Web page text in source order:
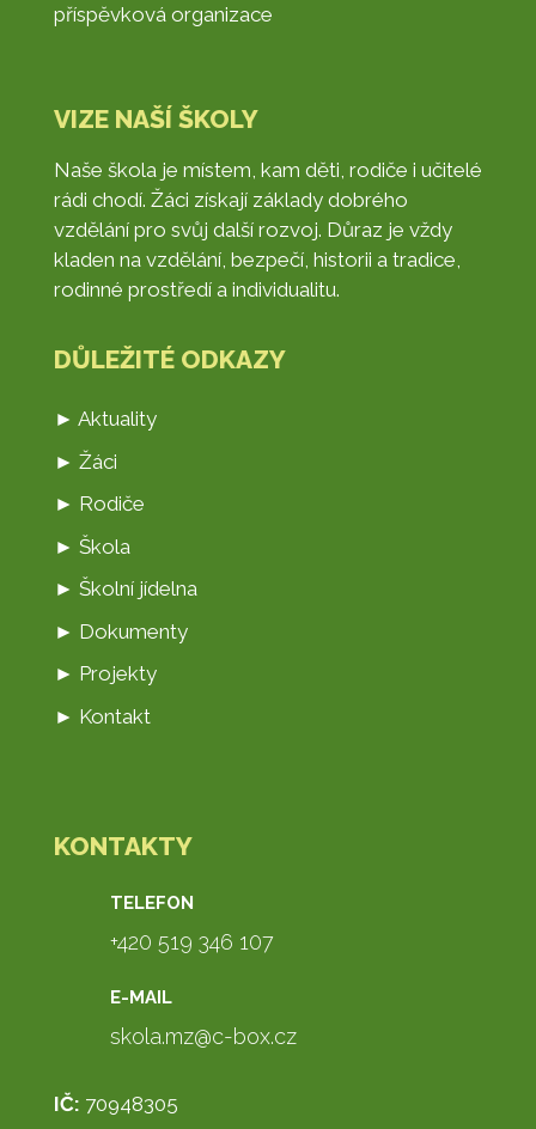
příspěvková organizace
VIZE NAŠÍ ŠKOLY
Naše škola je místem, kam děti, rodiče i učitelé
rádi chodí. Žáci získají základy dobrého
vzdělání pro svůj další rozvoj. Důraz je vždy
kladen na vzdělání, bezpečí, historii a tradice,
rodinné prostředí a individualitu.
DŮLEŽITÉ ODKAZY
► Aktuality
► Žáci
► Rodiče
► Škola
► Školní jídelna
► Dokumenty
► Projekty
► Kontakt
KONTAKTY
TELEFON
+420 519 346 107
E-MAIL
skola.mz@c-box.cz
IČ: 70948305